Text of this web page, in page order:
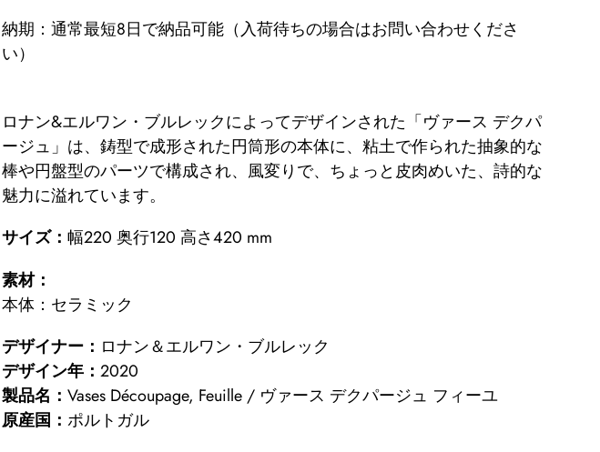
納期：通常最短8日で納品可能（入荷待ちの場合はお問い合わせくださ
い）
ー
ト
に
商
を
追
加
す
る
ロナン&エルワン・ブルレックによってデザインされた「ヴァース デクパ
ージュ」は、鋳型で成形された円筒形の本体に、粘土で作られた抽象的な
棒や円盤型のパーツで構成され、風変りで、ちょっと皮肉めいた、詩的な
魅力に溢れています。
サイズ： 幅220 奥行120 高さ420 mm
素材：
本体：セラミック
デザイナー： ロナン＆エルワン・ブルレック
デザイン年： 2020
製品名： Vases Découpage, Feuille / ヴァース デクパージュ フィーユ
原産国： ポルトガル